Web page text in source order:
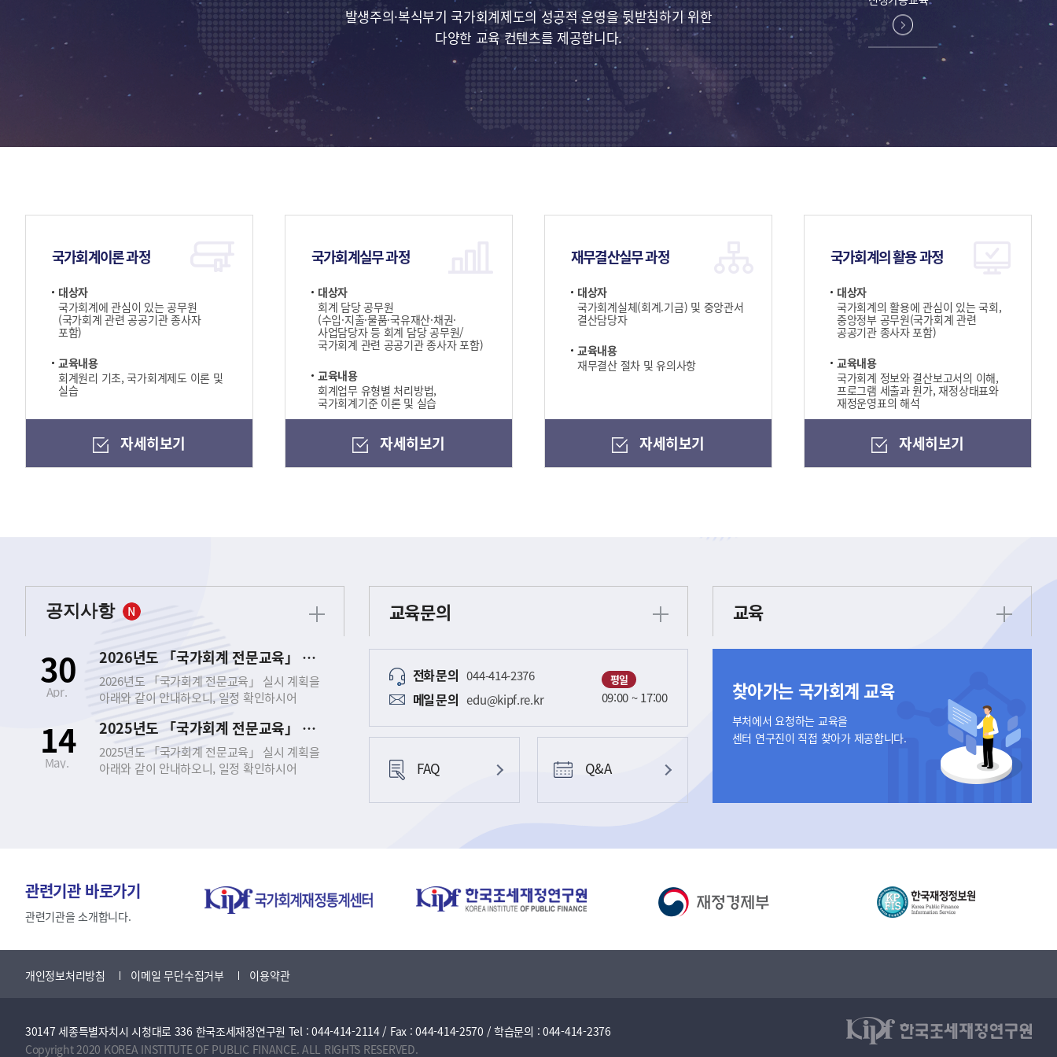
발생주의·복식부기 국가회계제도의 성공적 운영을 뒷받침하기 위한
다양한 교육 컨텐츠를 제공합니다.
국가회계이론 과정
대상자
국가회계에 관심이 있는 공무원
(국가회계 관련 공공기관 종사자
포함)
교육내용
회계원리 기초, 국가회계제도 이론 및
실습
자세히보기
국가회계실무 과정
대상자
회계 담당 공무원
(수입·지출·물품·국유재산·채권·
사업담당자 등 회계 담당 공무원/
국가회계 관련 공공기관 종사자 포함)
교육내용
회계업무 유형별 처리방법,
국가회계기준 이론 및 실습
자세히보기
재무결산실무 과정
대상자
국가회계실체(회계.기금) 및 중앙관서
결산담당자
교육내용
재무결산 절차 및 유의사항
자세히보기
국가회계의 활용 과정
대상자
국가회계의 활용에 관심이 있는 국회,
중앙정부 공무원(국가회계 관련
공공기관 종사자 포함)
교육내용
국가회계 정보와 결산보고서의 이해,
프로그램 세출과 원가, 재정상태표와
재정운영표의 해석
자세히보기
공지사항
2026년도 「국가회계 전문교육」 실시 안내
2026년도 「국가회계 전문교육」 실시 계획을
아래와 같이 안내하오니, 일정 확인하시어
｢국가회계 전문교육｣이란? ○ 공무원과 공공기관
종사자를 대상으로 회계에 대한 기초지식을
제공하고, 정부의 발생주의･복식부기
국가회계제도에 대한 이해와 실무능력 향상을
재무결산실무 과정 ○ 국가회계의 활용 과정 2.
교육 과정 소개 구분 및 과정 국가회계이론
사업담당자 (공공기관) 재무결산 담당 공무원
중급 중급~고급 목 표 기본적이고 필수적인
국가회계지식 함양 회계업무 담당자의
30
Apr.
2025년도 「국가회계 전문교육」 실시 안내
2025년도 「국가회계 전문교육」 실시 계획을
아래와 같이 안내하오니, 일정 확인하시어
교육 ○ 근거 법령 ▪ 국가회계법 제27조
(회계관계공무원 등의 교육) ▪ 국가회계법시행령
제8조(회계관계공무원 등에 대한 교육 실시) □
과정(수입･지출/국유･물품･사업) ○
교육 과정 소개 구분 및 과정 국가회계이론
관심이 있는 공무원 (공공기관) 회계 담당 공무원/
사업담당자 (공공기관) 재무결산 담당 공무원
14
May.
교육문의
전화문의 044-414-2376
메일문의 edu@kipf.re.kr
평일
09:00 ~ 17:00
FAQ Q&A
교육
찾아가는 국가회계 교육
부처에서 요청하는 교육을
센터 연구진이 직접 찾아가 제공합니다.
관련기관 바로가기
관련기관을 소개합니다.
개인정보처리방침 이메일 무단수집거부 이용약관
30147 세종특별자치시 시청대로 336 한국조세재정연구원 Tel : 044-414-2114 / Fax : 044-414-2570 / 학습문의 : 044-414-2376
Copyright 2020 KOREA INSTITUTE OF PUBLIC FINANCE. ALL RIGHTS RESERVED.